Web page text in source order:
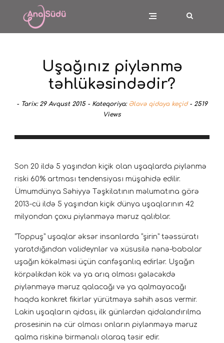
Uşağınız piylənmə
təhlükəsindədir?
- Tarix: 29 Avqust 2015 - Kateqoriya: Əlavə qidaya keçid- 2519
Views
Son 20 ildə 5 yaşından kiçik olan uşaqlarda piylənmə
riski 60% artması tendensiyası müşahidə edilir.
Ümumdünya Səhiyyə Təşkilatının məlumatına görə
2013-cü ildə 5 yaşından kiçik dünya uşaqlarının 42
milyondan çoxu piylənməyə məruz qalıblar.
“Toppuş” uşaqlar əksər insanlarda “şirin” təəssüratı
yaratdığından valideynlər və xüsusilə nənə-babalar
uşağın kökəlməsi üçün canfəşanlıq edirlər. Uşağın
körpəlikdən kök və ya arıq olması gələcəkdə
piylənməyə məruz qalacağı və ya qalmayacağı
haqda konkret fikirlər yürütməyə səhih əsas vermir.
Lakin uşaqların qidası, ilk günlərdən qidalandırılma
prosesinin nə cür olması onların piylənməyə məruz
qalma riskinə birmənalı olaraq təsir edir.